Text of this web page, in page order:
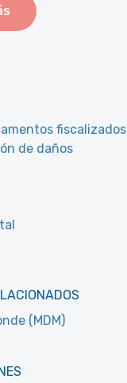
fiscalizados
de daños
(MDM)